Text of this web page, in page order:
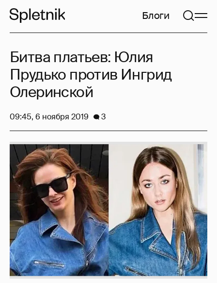
Блоги
Битва платьев: Юлия
Прудько против Ингрид
Олеринской
09:45, 6 ноября 2019 3